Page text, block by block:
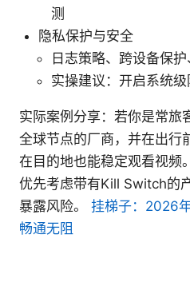
测
隐私保护与安全
日志策略、跨设备保
实操建议：开启系统
实际案例分享：若你是常旅
全球节点的厂商，并在出行
在目的地也能稳定观看视频
优先考虑带有Kill Switch的
暴露风险。 挂梯子：2026
畅通无阻